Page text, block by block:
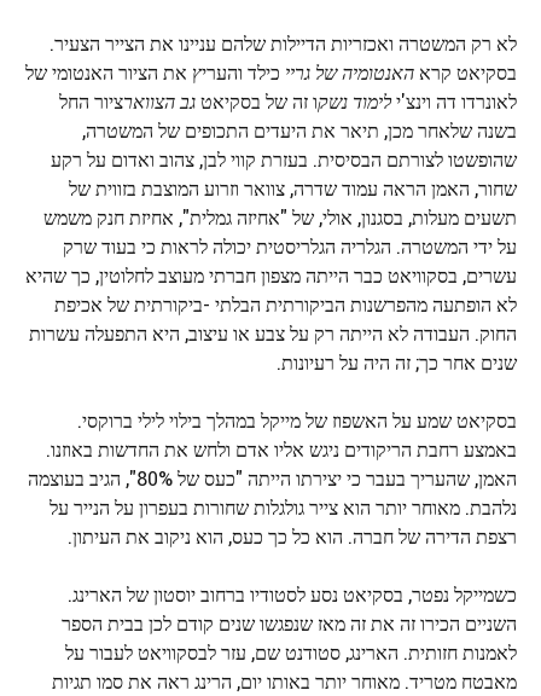
לא רק המשטרה ואכזריות הדיילות שלהם עניינו את הצייר הצעיר.
בסקיאט קראהאנטומיה של גריי כילד והעריץ את הציור האנטומי של
לאונרדו דה וינצ'ילימוד נשקו זה של בסקיאטגב הצווארציור החל
בשנה שלאחר מכן, תיאר את היעדים התכופים של המשטרה,
שהופשטו לצורתם הבסיסית. בעזרת קווי לבן, צהוב ואדום על רקע
שחור, האמן הראה עמוד שדרה, צוואר וזרוע המוצבת בזווית של
תשעים מעלות, בסגנון, אולי, של "אחיזה גמלית", אחיזת חנק משמש
על ידי המשטרה. הגלריה הגלריסטית יכולה לראות כי בעוד שרק
עשרים, בסקוויאט כבר הייתה מצפון חברתי מעוצב לחלוטין, כך שהיא
לא הופתעה מהפרשנות הביקורתית הבלתי -ביקורתית של אכיפת
החוק. העבודה לא הייתה רק על צבע או עיצוב, היא התפעלה עשרות
שנים אחר כך; זה היה על רעיונות.
בסקיאט שמע על האשפוז של מייקל במהלך בילוי לילי ברוקסי.
באמצע רחבת הריקודים ניגש אליו אדם ולחש את החדשות באוזנו.
האמן, שהעריך בעבר כי יצירתו הייתה "כעס של 80%", הגיב בעוצמה
נלהבת. מאוחר יותר הוא צייר גולגלות שחורות בעפרון על הנייר על
רצפת הדירה של חברה. הוא כל כך כעס, הוא ניקוב את העיתון.
כשמייקל נפטר, בסקיאט נסע לסטודיו ברחוב יוסטון של הארינג.
השניים הכירו זה את זה מאז שנפגשו שנים קודם לכן בבית הספר
לאמנות חזותית. הארינג, סטודנט שם, עזר לבסקוויאט לעבור על
מאבטח מטריד. מאוחר יותר באותו יום, הרינג ראה את סמו תגיות